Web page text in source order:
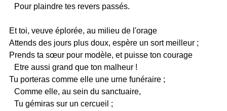
Pour plaindre tes revers passés.
Et toi, veuve éplorée, au milieu de l'orage
Attends des jours plus doux, espère un sort meilleur ;
Prends ta sœur pour modèle, et puisse ton courage
Etre aussi grand que ton malheur !
Tu porteras comme elle une urne funéraire ;
Comme elle, au sein du sanctuaire,
Tu gémiras sur un cercueil ;